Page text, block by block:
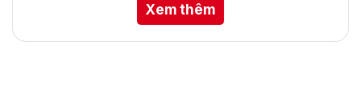
cụ lý tưởng cho những ai cần một thiết bị đa
Xem thêm